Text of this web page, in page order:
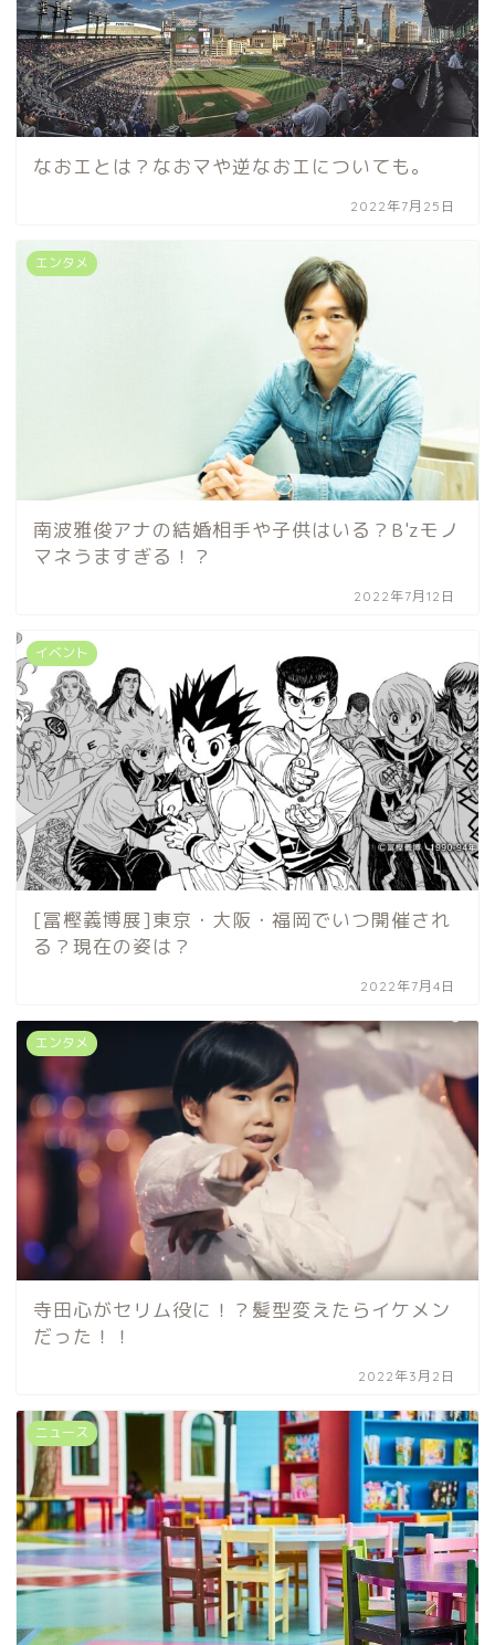
なおエとは？なおマや逆なおエについても。
2022年7月25日
エンタメ
南波雅俊アナの結婚相手や子供はいる？B'zモノ
マネうますぎる！？
2022年7月12日
イベント
[冨樫義博展]東京・大阪・福岡でいつ開催され
る？現在の姿は？
2022年7月4日
エンタメ
寺田心がセリム役に！？髪型変えたらイケメン
だった！！
2022年3月2日
ニュース